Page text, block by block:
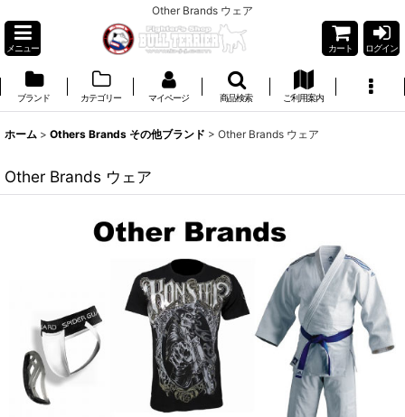
Other Brands ウェア
メニュー カート ログイン
ブランド カテゴリー マイページ 商品検索 ご利用案内
ホーム > Others Brands その他ブランド > Other Brands ウェア
Other Brands ウェア